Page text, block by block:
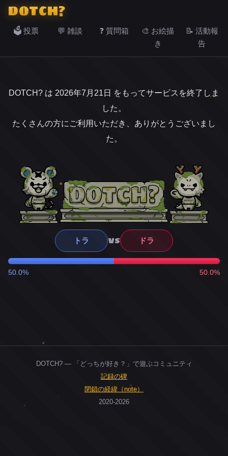
DOTCH?
🗳️ 投票 💬 雑談 ❓ 質問箱
🎨 お絵描
き
📝 活動報
告
DOTCH? は 2026年7月21日 をもってサービスを終了しま
した。
たくさんの方にご利用いただき、ありがとうございまし
た。
トラ VS ドラ
50.0% 50.0%
DOTCH? — 「どっちが好き？」で遊ぶコミュニティ
記録の碑
閉鎖の経緯（note）
2020-2026